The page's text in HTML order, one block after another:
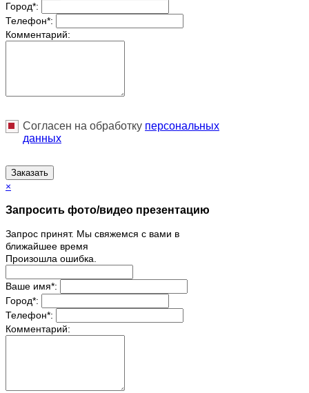
Город*:
Телефон*:
Комментарий:
Согласен на обработку персональныx
данных
Заказать
×
Запросить фото/видео презентацию
Запрос принят. Мы свяжемся с вами в
ближайшее время
Произошла ошибка.
Ваше имя*:
Город*:
Телефон*:
Комментарий: